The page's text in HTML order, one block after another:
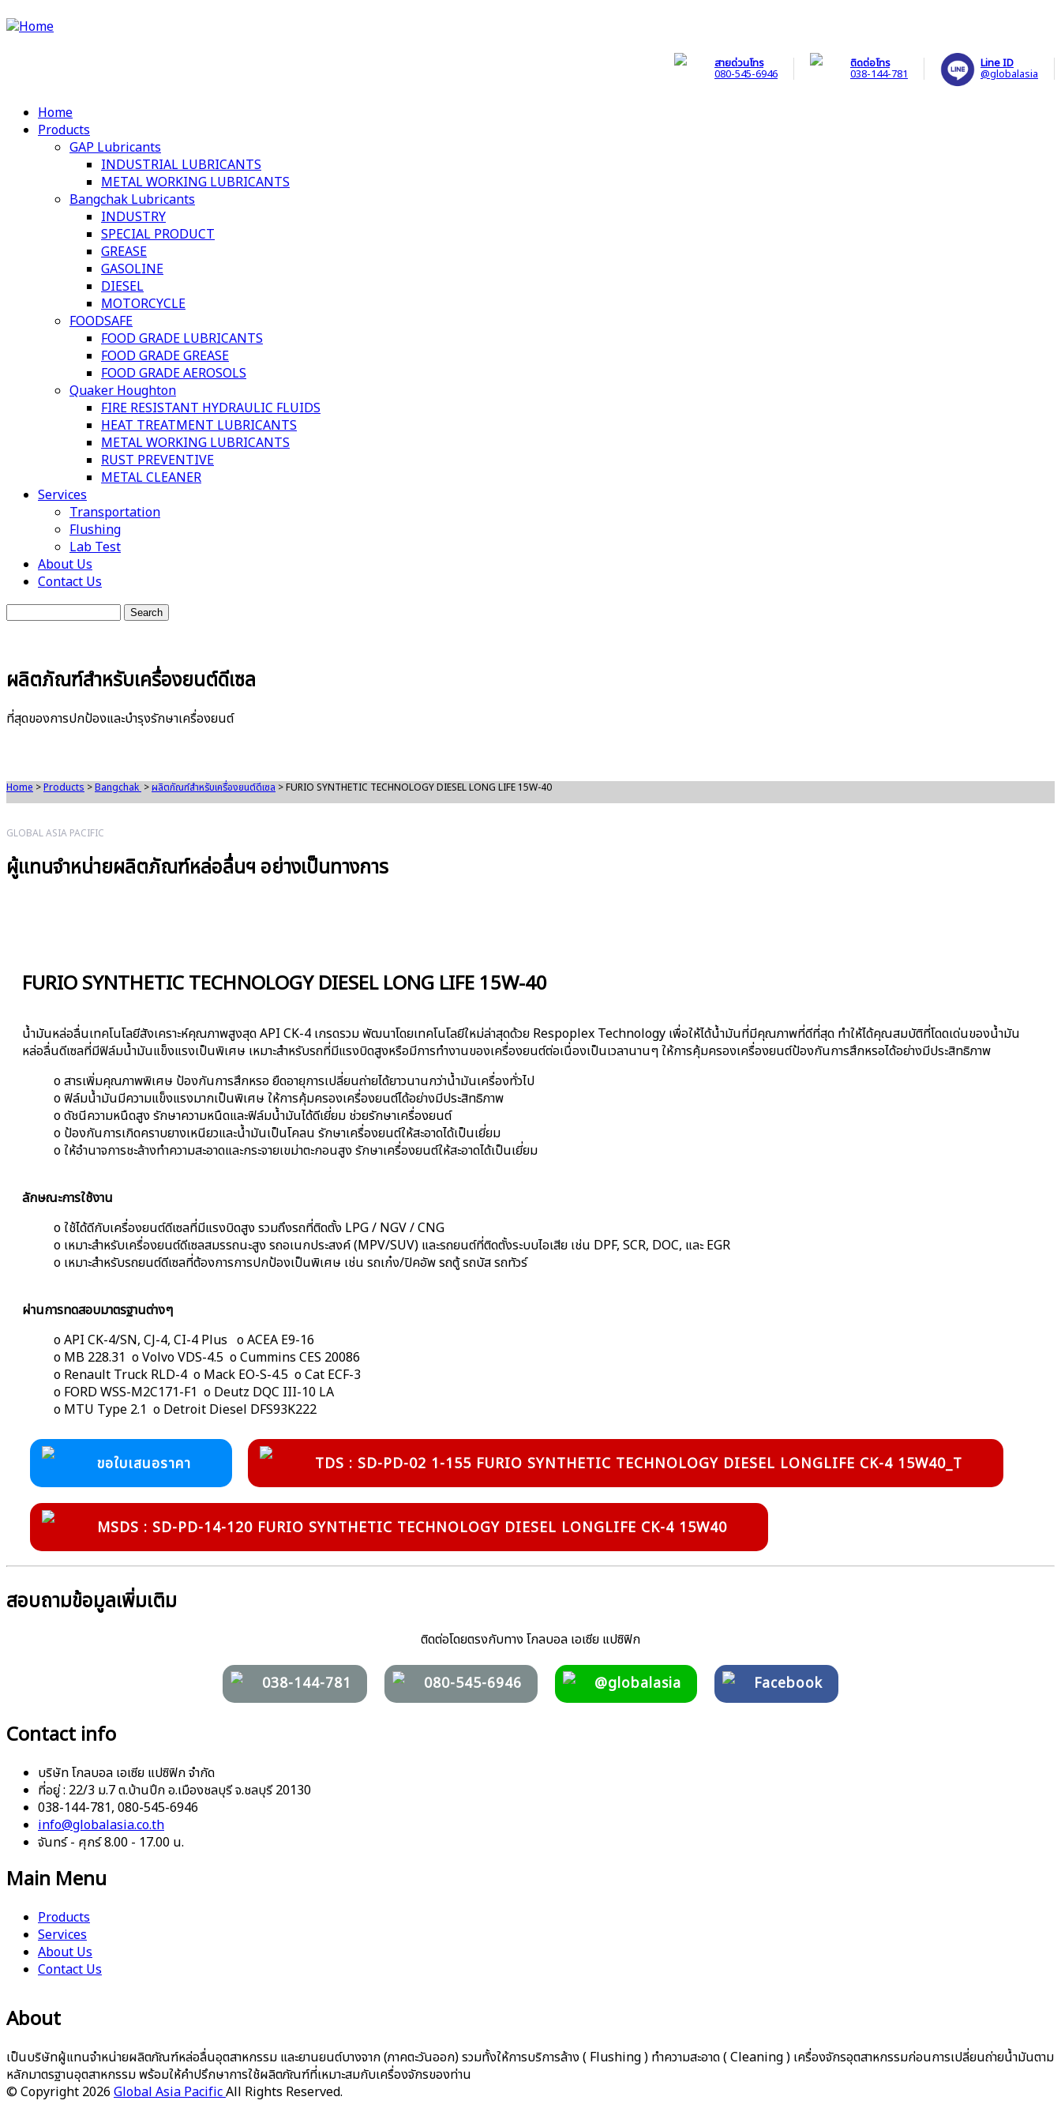
Skip
to
สายด่วนโทร
080-545-6946
ติดต่อโทร
038-144-781
Line ID
@globalasia
Main
navigation
Home
Products
GAP Lubricants
INDUSTRIAL LUBRICANTS
METAL WORKING LUBRICANTS
Bangchak Lubricants
INDUSTRY
SPECIAL PRODUCT
GREASE
GASOLINE
DIESEL
MOTORCYCLE
FOODSAFE
FOOD GRADE LUBRICANTS
FOOD GRADE GREASE
FOOD GRADE AEROSOLS
Quaker Houghton
FIRE RESISTANT HYDRAULIC FLUIDS
HEAT TREATMENT LUBRICANTS
METAL WORKING LUBRICANTS
RUST PREVENTIVE
METAL CLEANER
Services
Transportation
Flushing
Lab Test
About Us
Contact Us
ผลิตภัณฑ์สำหรับเครื่องยนต์ดีเซล
ที่สุดของการปกป้องและบำรุงรักษาเครื่องยนต์
Home >Products >Bangchak >ผลิตภัณฑ์สำหรับเครื่องยนต์ดีเซล > FURIO SYNTHETIC TECHNOLOGY DIESEL LONG LIFE 15W-40
GLOBAL ASIA PACIFIC
ผู้แทนจำหน่ายผลิตภัณฑ์หล่อลื่นฯ อย่างเป็นทางการ
FURIO SYNTHETIC TECHNOLOGY DIESEL LONG LIFE 15W-40
น้ำมันหล่อลื่นเทคโนโลยีสังเคราะห์คุณภาพสูงสุด API CK-4 เกรดรวม พัฒนาโดยเทคโนโลยีใหม่ล่าสุดด้วย Respoplex Technology เพื่อให้ได้น้ำมันที่มีคุณภาพที่ดีที่สุด ทำให้ได้คุณสมบัติที่โดดเด่นของน้ำมัน
หล่อลื่นดีเซลที่มีฟิล์มน้ำมันแข็งแรงเป็นพิเศษ เหมาะสำหรับรถที่มีแรงบิดสูงหรือมีการทำงานของเครื่องยนต์ต่อเนื่องเป็นเวลานานๆ ให้การคุ้มครองเครื่องยนต์ป้องกันการสึกหรอได้อย่างมีประสิทธิภาพ
o สารเพิ่มคุณภาพพิเศษ ป้องกันการสึกหรอ ยืดอายุการเปลี่ยนถ่ายได้ยาวนานกว่าน้ำมันเครื่องทั่วไป
o ฟิล์มน้ำมันมีความแข็งแรงมากเป็นพิเศษ ให้การคุ้มครองเครื่องยนต์ได้อย่างมีประสิทธิภาพ
o ดัชนีความหนืดสูง รักษาความหนืดและฟิล์มน้ำมันได้ดีเยี่ยม ช่วยรักษาเครื่องยนต์
o ป้องกันการเกิดคราบยางเหนียวและน้ำมันเป็นโคลน รักษาเครื่องยนต์ให้สะอาดได้เป็นเยี่ยม
o ให้อำนาจการชะล้างทำความสะอาดและกระจายเขม่าตะกอนสูง รักษาเครื่องยนต์ให้สะอาดได้เป็นเยี่ยม
ลักษณะการใช้งาน
o ใช้ได้ดีกับเครื่องยนต์ดีเซลที่มีแรงบิดสูง รวมถึงรถที่ติดตั้ง LPG / NGV / CNG
o เหมาะสำหรับเครื่องยนต์ดีเซลสมรรถนะสูง รถอเนกประสงค์ (MPV/SUV) และรถยนต์ที่ติดตั้งระบบไอเสีย เช่น DPF, SCR, DOC, และ EGR
o เหมาะสำหรับรถยนต์ดีเซลที่ต้องการการปกป้องเป็นพิเศษ เช่น รถเก๋ง/ปิคอัพ รถตู้ รถบัส รถทัวร์
ผ่านการทดสอบมาตรฐานต่างๆ
o API CK-4/SN, CJ-4, CI-4 Plus o ACEA E9-16
o MB 228.31 o Volvo VDS-4.5 o Cummins CES 20086
o Renault Truck RLD-4 o Mack EO-S-4.5 o Cat ECF-3
o FORD WSS-M2C171-F1 o Deutz DQC III-10 LA
o MTU Type 2.1 o Detroit Diesel DFS93K222
ขอใบเสนอราคา TDS : SD-PD-02 1-155 FURIO SYNTHETIC TECHNOLOGY DIESEL LONGLIFE CK-4 15W40_T
MSDS : SD-PD-14-120 FURIO SYNTHETIC TECHNOLOGY DIESEL LONGLIFE CK-4 15W40
สอบถามข้อมูลเพิ่มเติม
ติดต่อโดยตรงกับทาง โกลบอล เอเซีย แปซิฟิก
038-144-781 080-545-6946 @globalasia Facebook
Contact info
บริษัท โกลบอล เอเซีย แปซิฟิก จำกัด
ที่อยู่ : 22/3 ม.7 ต.บ้านปึก อ.เมืองชลบุรี จ.ชลบุรี 20130
038-144-781, 080-545-6946
info@globalasia.co.th
จันทร์ - ศุกร์ 8.00 - 17.00 น.
Main Menu
Products
Services
About Us
Contact Us
About
เป็นบริษัทผู้แทนจำหน่ายผลิตภัณฑ์หล่อลื่นอุตสาหกรรม และยานยนต์บางจาก (ภาคตะวันออก) รวมทั้งให้การบริการล้าง ( Flushing ) ทำความสะอาด ( Cleaning ) เครื่องจักรอุตสาหกรรมก่อนการเปลี่ยนถ่ายน้ำมันตาม
หลักมาตรฐานอุตสาหกรรม พร้อมให้คำปรึกษาการใช้ผลิตภัณฑ์ที่เหมาะสมกับเครื่องจักรของท่าน
© Copyright 2026 Global Asia PacificAll Rights Reserved.